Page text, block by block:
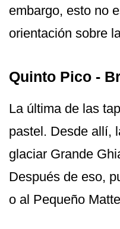
embargo, esto no
orientación sobre
Quinto Pico -
La última de las
pastel. Desde allí,
glaciar Grande
Después de eso,
o al Pequeño